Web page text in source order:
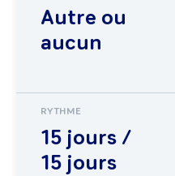
Autre ou
aucun
RYTHME
15 jours /
15 jours